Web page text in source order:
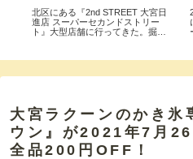
上尾市小泉に『シャトレーゼ上尾
西店』が2021年5月26日プレオー
プン！5月28日新規オープン！
大宮ラクーンのかき氷
ウン』が2021年7月
全品200円OFF！